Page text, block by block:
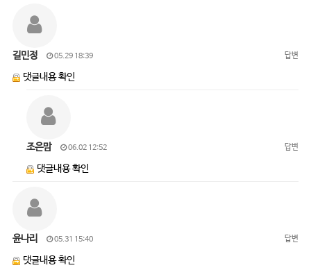
길민정 05.29 18:39 답변
댓글내용 확인
조은맘 06.02 12:52 답변
댓글내용 확인
윤나리 05.31 15:40 답변
댓글내용 확인